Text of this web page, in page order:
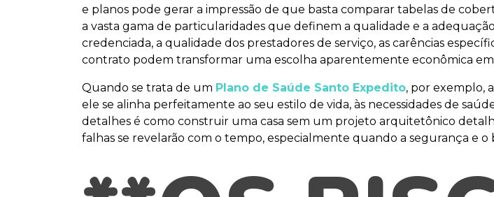
e planos pode gerar a impressão de que basta comparar tabelas de
a vasta gama de particularidades que definem a qualidade e a
credenciada, a qualidade dos prestadores de serviço, as carências
contrato podem transformar uma escolha aparentemente econômica
Quando se trata de um Plano de Saúde Santo Expedito, por exemplo,
ele se alinha perfeitamente ao seu estilo de vida, às necessidades de
detalhes é como construir uma casa sem um projeto arquitetônico
falhas se revelarão com o tempo, especialmente quando a segurança e